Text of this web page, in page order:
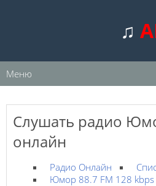
♫
Меню
Слушать радио
онлайн
Радио Онлайн
Юмор 88.7 FM 128 kbps